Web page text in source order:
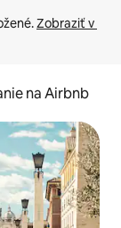
Zobraziť v
na Airbnb